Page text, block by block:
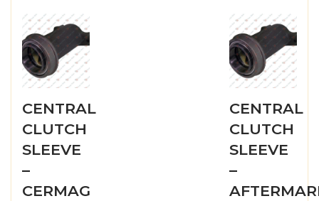
CENTRAL
CLUTCH
SLEEVE
–
CERMAG
CENTRAL
CLUTCH
SLEEVE
–